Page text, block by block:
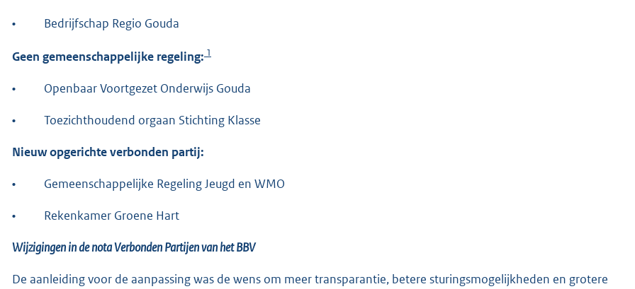
• Bedrijfschap Regio Gouda
Geen gemeenschappelijke regeling: 1
• Openbaar Voortgezet Onderwijs Gouda
• Toezichthoudend orgaan Stichting Klasse
Nieuw opgerichte verbonden partij:
• Gemeenschappelijke Regeling Jeugd en WMO
• Rekenkamer Groene Hart
Wijzigingen in de nota Verbonden Partijen van het BBV
De aanleiding voor de aanpassing was de wens om meer transparantie, betere sturingsmogelijkheden en grotere